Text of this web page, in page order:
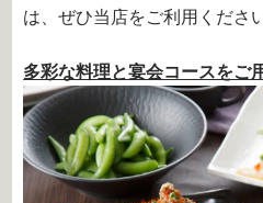
は、ぜひ当店をご利用くださ
多彩な料理と宴会コースをご